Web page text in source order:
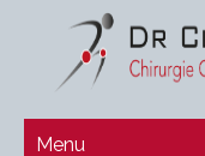
Menu